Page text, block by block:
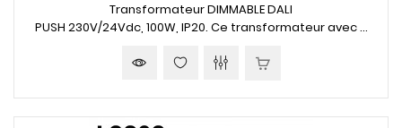
Transformateur DIMMABLE DALI
PUSH 230V/24Vdc, 100W, IP20. Ce transformateur avec ...